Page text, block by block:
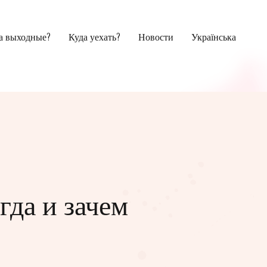
выходные? Куда уехать? Новости
Українська
и зачем